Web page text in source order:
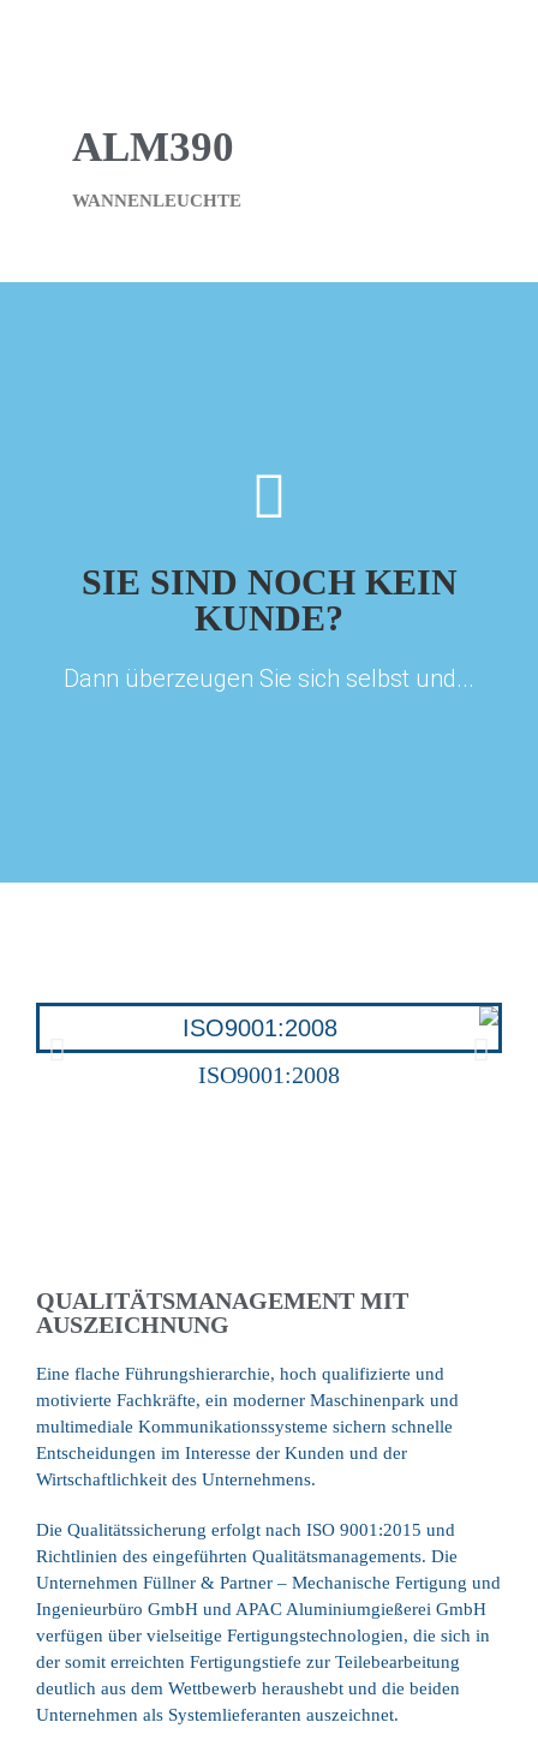
ALM390
WANNENLEUCHTE
SIE SIND NOCH KEIN
KUNDE?
Dann überzeugen Sie sich selbst und...
STELLEN SIE NOCH
HEUTE IHRE ANFRAGE
Jetzt Anfrage senden.
ISO9001:2008
QUALITÄTSMANAGEMENT MIT
AUSZEICHNUNG
Eine flache Führungshierarchie, hoch qualifizierte und
motivierte Fachkräfte, ein moderner Maschinenpark und
multimediale Kommunikationssysteme sichern schnelle
Entscheidungen im Interesse der Kunden und der
Wirtschaftlichkeit des Unternehmens.
Die Qualitätssicherung erfolgt nach ISO 9001:2015 und
Richtlinien des eingeführten Qualitätsmanagements. Die
Unternehmen Füllner & Partner – Mechanische Fertigung und
Ingenieurbüro GmbH und APAC Aluminiumgießerei GmbH
verfügen über vielseitige Fertigungstechnologien, die sich in
der somit erreichten Fertigungstiefe zur Teilebearbeitung
deutlich aus dem Wettbewerb heraushebt und die beiden
Unternehmen als Systemlieferanten auszeichnet.